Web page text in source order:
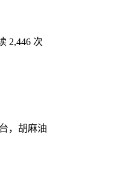
2,446 次
，胡麻油